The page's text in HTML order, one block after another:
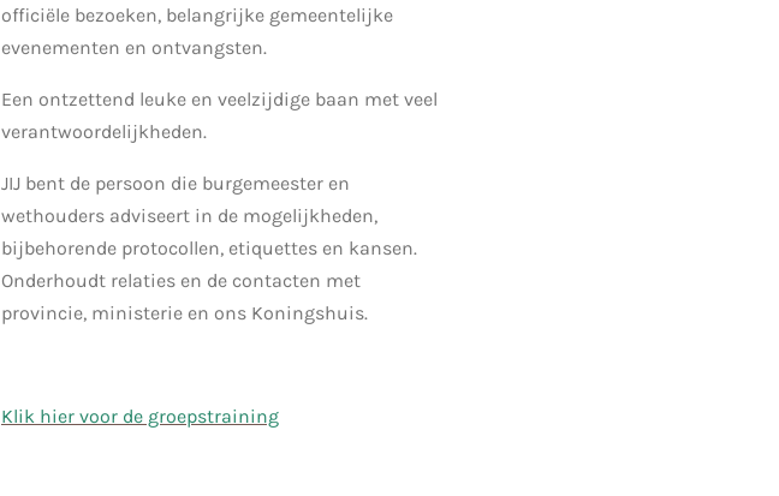
officiële bezoeken, belangrijke gemeentelijke
evenementen en ontvangsten.
Een ontzettend leuke en veelzijdige baan met veel
verantwoordelijkheden.
JIJ bent de persoon die burgemeester en
wethouders adviseert in de mogelijkheden,
bijbehorende protocollen, etiquettes en kansen.
Onderhoudt relaties en de contacten met
provincie, ministerie en ons Koningshuis.
Klik hier voor de groepstraining